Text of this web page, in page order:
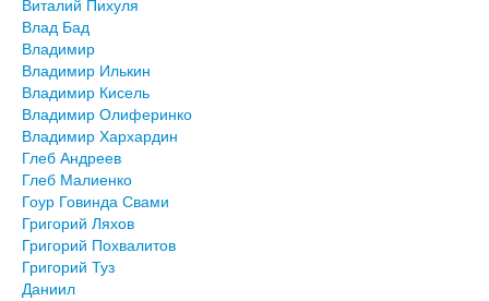
Влад Бад
Владимир
Владимир Илькин
Владимир Кисель
Владимир Олиферинко
Владимир Хархардин
Глеб Андреев
Глеб Малиенко
Гоур Говинда Свами
Григорий Ляхов
Григорий Похвалитов
Григорий Туз
Даниил